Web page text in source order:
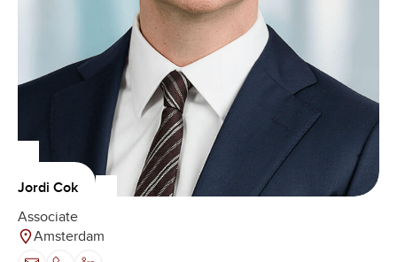
Jordi Cok
Associate
Amsterdam